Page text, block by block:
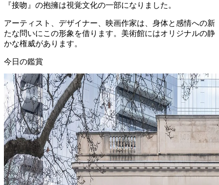
『接吻』の抱擁は視覚文化の一部になりました。
アーティスト、デザイナー、映画作家は、身体と感情への新
たな問いにこの形象を借ります。美術館にはオリジナルの静
かな権威があります。
今日の鑑賞